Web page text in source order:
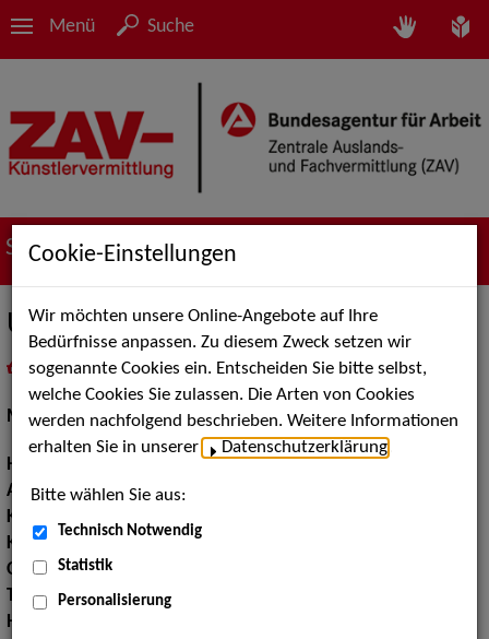
Menü Suche
Suche nach Künstler*innen
Uchenna U.
als PDF speichern
inMeine Merklistelegen
Models / Werbung:Mannequin, Fotomodell
Haarfarbe:
Augenfarbe:braun
Körpergröße:
Konfektionsgröße:
Oberweite:90
Taille:
64
Hüfte:
Cookie-Einstellungen
Wir möchten unsere Online-Angebote auf Ihre
Bedürfnisse anpassen. Zu diesem Zweck setzen wir
sogenannte Cookies ein. Entscheiden Sie bitte selbst,
welche Cookies Sie zulassen. Die Arten von Cookies
werden nachfolgend beschrieben. Weitere Informationen
erhalten Sie in unserer
Datenschutzerklärung
Bitte wählen Sie aus:
Technisch Notwendig
Statistik
Personalisierung